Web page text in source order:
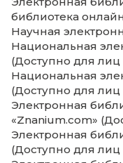
Наличие базы
Договор О
электронных
приложением)
Положение
электронного
Приказ о